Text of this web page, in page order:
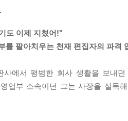
생을 통째로 책임져주지 않는다.
편집자가 아니다. 겐토샤라는 조직
않으면 안 되는 제안도 그 자리에
는 인간에게는 누구도 마음을 열지
도 이제 지쳤어!"
를 팔아치우는 천재 편집자의 파격
사에서 평범한 회사 생활을 보내
영업부 소속이던 그는 사장을 설득